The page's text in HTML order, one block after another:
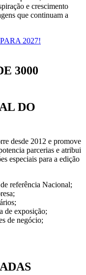
e crescimento
que continuam a
2027!
3000
DO
desde 2012 e promove
parcerias e atribui
especiais para a edição
referência Nacional;
de exposição;
de negócio;